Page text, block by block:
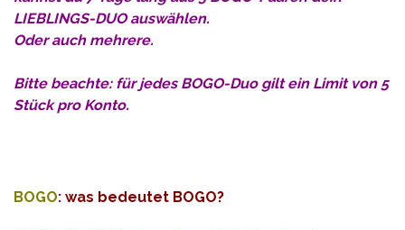
LIEBLINGS-DUO auswählen.
Oder auch mehrere.
Bitte beachte: für jedes BOGO-Duo gilt ein Limit von 5
Stück pro Konto.
BOGO: was bedeutet BOGO?